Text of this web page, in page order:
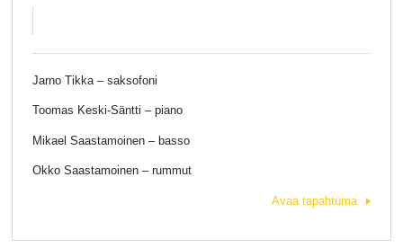
Jarno Tikka – saksofoni
Toomas Keski-Säntti – piano
Mikael Saastamoinen – basso
Okko Saastamoinen – rummut
Avaa tapahtuma